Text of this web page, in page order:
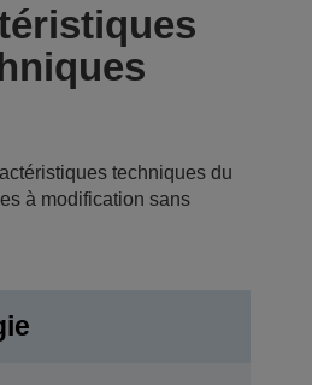
techniques du
à modification sans